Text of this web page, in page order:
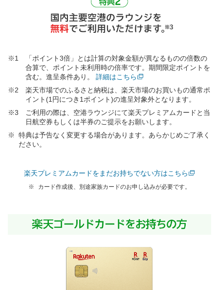
「ポイント3倍」とは計算の対象金額が異なるものの倍数の
合算で、ポイント未利用時の倍率です。期間限定ポイントを
含む。進呈条件あり。 詳細はこちら
楽天市場でのふるさと納税は、楽天市場のお買いもの通常ポ
イント(1円につき1ポイント)の進呈対象外となります。
ご利用の際は、空港ラウンジにて楽天プレミアムカードと当
日航空券もしくは半券のご提示をお願いします。
特典は予告なく変更する場合があります。あらかじめご了承く
ださい。
楽天プレミアムカードをまだお持ちでない方はこちら
カード作成後、別途家族カードのお申し込みが必要です。